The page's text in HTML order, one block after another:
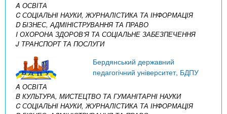
A ОСВІТА
C СОЦІАЛЬНІ НАУКИ, ЖУРНАЛІСТИКА ТА ІНФОРМАЦІЯ
D БІЗНЕС, АДМІНІСТРУВАННЯ ТА ПРАВО
I ОХОРОНА ЗДОРОВ’Я ТА СОЦІАЛЬНЕ ЗАБЕЗПЕЧЕННЯ
J ТРАНСПОРТ ТА ПОСЛУГИ
Бердянський державний
педагогічний університет, БДПУ
A ОСВІТА
B КУЛЬТУРА, МИСТЕЦТВО ТА ГУМАНІТАРНІ НАУКИ
C СОЦІАЛЬНІ НАУКИ, ЖУРНАЛІСТИКА ТА ІНФОРМАЦІЯ